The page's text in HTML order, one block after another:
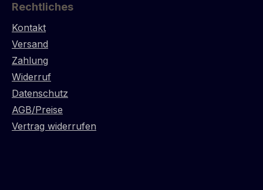
Rechtliches
Kontakt
Versand
Zahlung
Widerruf
Datenschutz
AGB/Preise
Vertrag widerrufen